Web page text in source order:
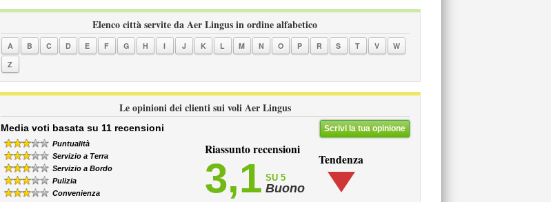
Elenco città servite da Aer Lingus in ordine alfabetico
A B C D E F G H I J K L M N O P R S T V
W
Z
Le opinioni dei clienti sui voli Aer Lingus
Scrivi la tua opinione
Media voti basata su 11 recensioni
Puntualità
Servizio a Terra
Servizio a Bordo
Pulizia
Convenienza
Riassunto recensioni
3,1 SU 5
Buono
Tendenza